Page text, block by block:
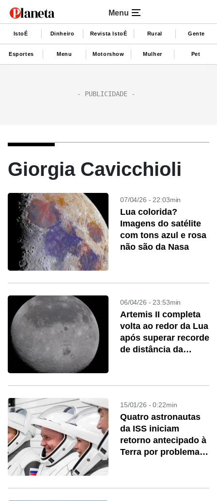
Menu
IstoÉ Dinheiro Revista IstoÉ Rural Gente
Esportes Menu Motorshow Mulher Pet
Giorgia Cavicchioli
07/04/26 - 22:03min
Lua colorida?
Imagens do satélite
com tons azul e rosa
não são da Nasa
06/04/26 - 23:53min
Artemis II completa
volta ao redor da Lua
após superar recorde
de distância da
15/01/26 - 0:22min
Quatro astronautas
da ISS iniciam
retorno antecipado à
Terra por problema